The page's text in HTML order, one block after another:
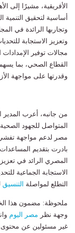
الأفريقية، مشيرًا إلى
أساسية لتحقيق التنمية
وتجاربها الرائدة في
وتعزيز الاستجابة
مجالات توفير
القطاع الصحي، بما
وقدرتها على مواجهة
من جانبه، أعرب المدير
المتواصل للجهود الصحية
مصر لدعم مواجهة تفشي
بادرت بتقديم المساعدات
المصري الرائد في
الاستجابة الجماعية
التطلع لمواصلة
التنسيق
ملحوظة: مضمون هذا
وجهة نظر مصر اليوم
غير مسئولين عن محتوى